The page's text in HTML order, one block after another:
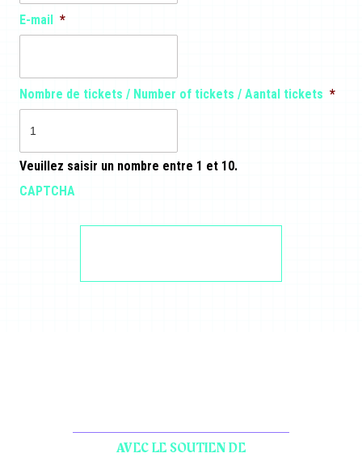
E-mail *
Nombre de tickets / Number of tickets / Aantal tickets *
Veuillez saisir un nombre entre 1 et 10.
CAPTCHA
AVEC LE SOUTIEN DE